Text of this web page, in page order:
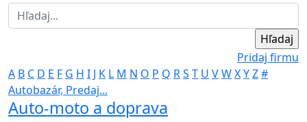
Pridaj firmu
A B C D E F G H I J K L M N O P Q RS T U VWXYZ#
Autobazár, Predaj...
Auto-moto a doprava